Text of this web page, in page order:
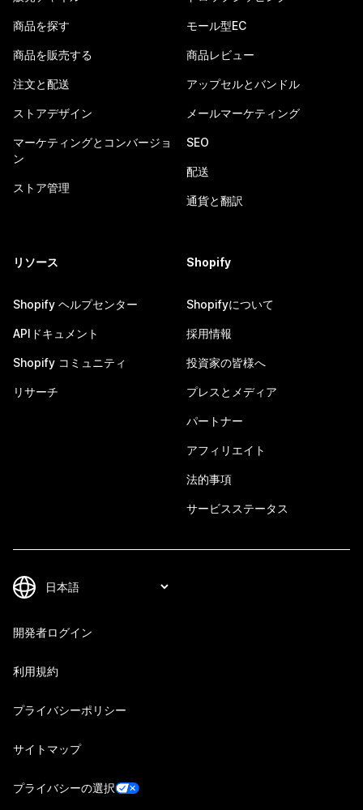
商品を探す
商品を販売する
注文と配送
ストアデザイン
マーケティングとコンバージョ
ン
ストア管理
モール型EC
商品レビュー
アップセルとバンドル
メールマーケティング
SEO
配送
通貨と翻訳
リソース
Shopify ヘルプセンター
APIドキュメント
Shopify コミュニティ
リサーチ
Shopify
Shopifyについて
採用情報
投資家の皆様へ
プレスとメディア
パートナー
アフィリエイト
法的事項
サービスステータス
開発者ログイン
利用規約
プライバシーポリシー
サイトマップ
プライバシーの選択